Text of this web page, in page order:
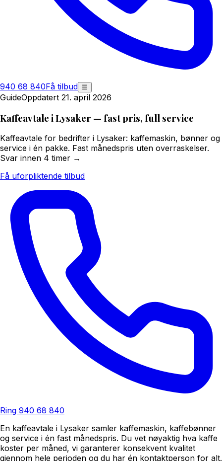
940 68 840Få tilbud ☰
GuideOppdatert 21. april 2026
Kaffeavtale i Lysaker — fast pris, full service
Kaffeavtale for bedrifter i Lysaker: kaffemaskin, bønner og
service i én pakke. Fast månedspris uten overraskelser.
Svar innen 4 timer →
Få uforpliktende tilbud
Ring 940 68 840
En kaffeavtale i Lysaker samler kaffemaskin, kaffebønner
og service i én fast månedspris. Du vet nøyaktig hva kaffe
koster per måned, vi garanterer konsekvent kvalitet
gjennom hele perioden og du har én kontaktperson for alt.